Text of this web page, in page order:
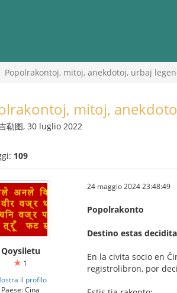
Popolrakontoj, mitoj, anekdotoj, urbaj
mitoj,
勒图, 30 luglio 2022
109
Qoysiletu
1
il profilo
Paese: Cina
24 maggio 2024 23:48:49
Popolrakonto
Destino estas
En la civita socio en
registrolibron, por